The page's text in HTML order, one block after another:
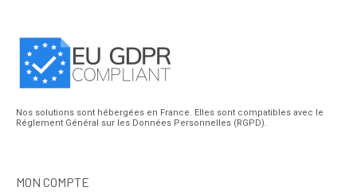
Nos solutions sont hébergées en France. Elles sont compatibles avec le
Réglement Général sur les Données Personnelles (RGPD).
MON COMPTE